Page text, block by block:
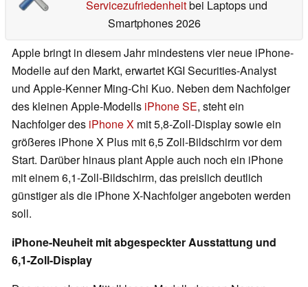
Servicezufriedenheitbei Laptops und
Smartphones 2026
Apple bringt in diesem Jahr mindestens vier neue iPhone-
Modelle auf den Markt, erwartet KGI Securities-Analyst
und Apple-Kenner Ming-Chi Kuo. Neben dem Nachfolger
des kleinen Apple-Modells iPhone SE, steht ein
Nachfolger des iPhone X mit 5,8-Zoll-Display sowie ein
größeres iPhone X Plus mit 6,5 Zoll-Bildschirm vor dem
Start. Darüber hinaus plant Apple auch noch ein iPhone
mit einem 6,1-Zoll-Bildschirm, das preislich deutlich
günstiger als die iPhone X-Nachfolger angeboten werden
soll.
iPhone-Neuheit mit abgespeckter Ausstattung und
6,1-Zoll-Display